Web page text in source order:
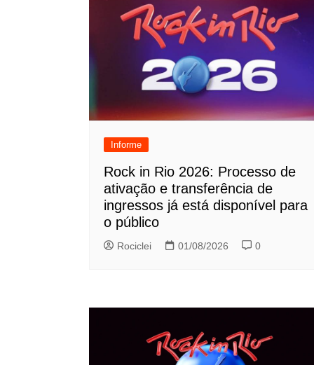
Informe
Rock in Rio 2026: Processo de
ativação e transferência de
ingressos já está disponível para
o público
Rociclei 01/08/2026 0